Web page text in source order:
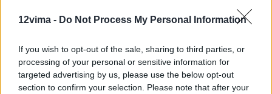
12vima - Do Not Process My Personal Information
If you wish to opt-out of the sale, sharing to third parties, or
processing of your personal or sensitive information for
targeted advertising by us, please use the below opt-out
section to confirm your selection. Please note that after your